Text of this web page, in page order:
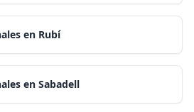
en Rubí
en Sabadell